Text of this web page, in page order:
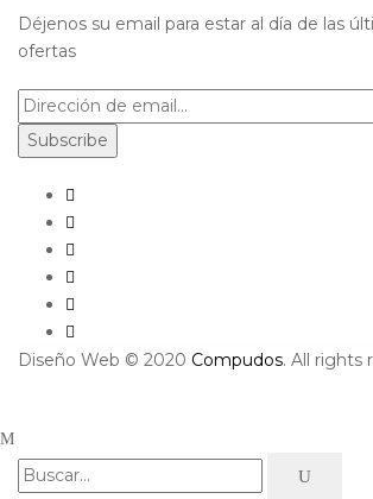
Déjenos su email para estar al día de las
ofertas
Diseño Web © 2020 Compudos. All rights